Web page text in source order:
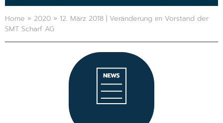
Home » 2020 » 12. März 2018 | Veränderung im Vorstand der
SMT Scharf AG